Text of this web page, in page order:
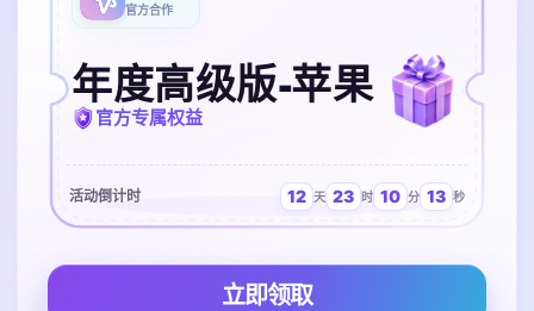
官方合作
年度高级版-苹果
官方专属权益
活动倒计时 12 天 23 时 10 分 13 秒
立即领取